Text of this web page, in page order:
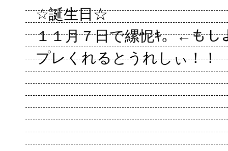
☆誕生日☆
１１月７日で縲怩ｷ。←も
プレくれるとうれしぃ！！